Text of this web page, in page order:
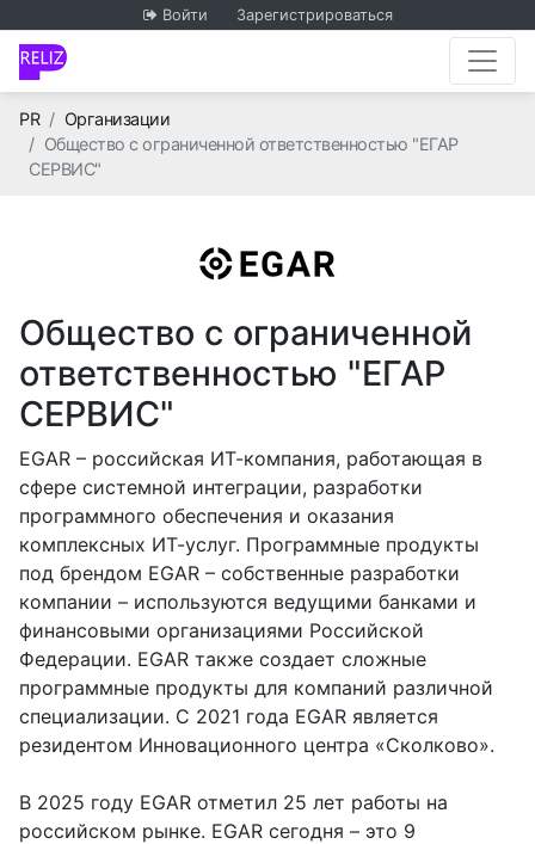
Войти Зарегистрироваться
PRГлавная
Организации
Общество с ограниченной ответственностью "ЕГАР
СЕРВИС"
Общество с ограниченной
ответственностью "ЕГАР
СЕРВИС"
ЕGAR – российская ИТ-компания, работающая в
сфере системной интеграции, разработки
программного обеспечения и оказания
комплексных ИТ-услуг. Программные продукты
под брендом EGAR – собственные разработки
компании – используются ведущими банками и
финансовыми организациями Российской
Федерации. EGAR также создает сложные
программные продукты для компаний различной
специализации. С 2021 года EGAR является
резидентом Инновационного центра «Сколково».
В 2025 году EGAR отметил 25 лет работы на
российском рынке. EGAR сегодня – это 9